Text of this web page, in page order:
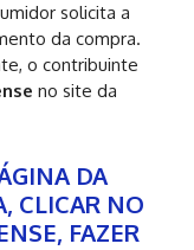
solicita a
da compra.
o contribuinte
no site da
DA
CLICAR NO
FAZER